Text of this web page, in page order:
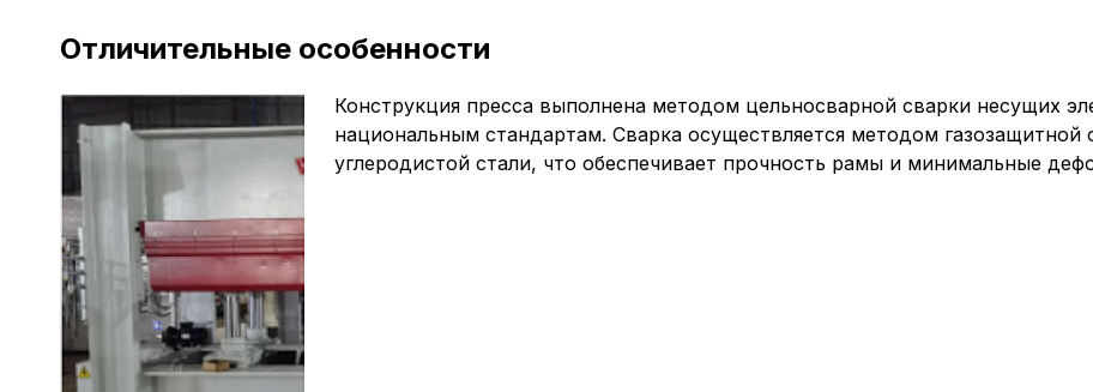
Отличительные особенности
Конструкция пресса выполнена методом цельносварной сварки несущих
национальным стандартам. Сварка осуществляется методом газозащитной
углеродистой стали, что обеспечивает прочность рамы и минимальные